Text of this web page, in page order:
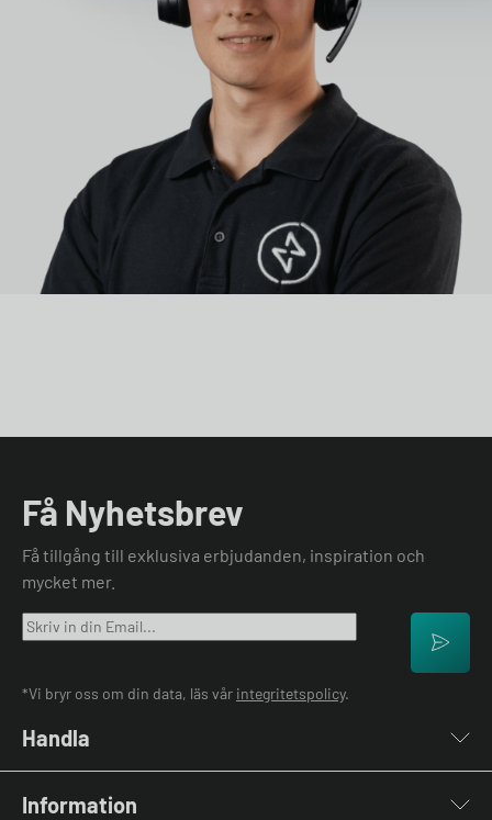
Få Nyhetsbrev
Få tillgång till exklusiva erbjudanden, inspiration och
mycket mer.
*Vi bryr oss om din data, läs vår integritetspolicy.
Handla
Laddkablar
Information